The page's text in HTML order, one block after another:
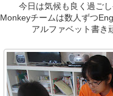
今日は気候も良く過ごし
Monkeyチームは数人ずつ
アルファベット書